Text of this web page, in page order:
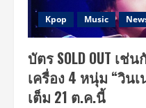
นพีค
แพค
คู่
โฟร์
วัน
วันฯ
Kpop Music
บัตร SOLD OUT เ
เครื่อง 4 หนุ่ม “วิน
เต็ม 21 ต.ค.นี้